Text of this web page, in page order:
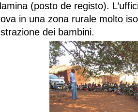
(posto de registo).
in una zona rurale molto
dei bambini.